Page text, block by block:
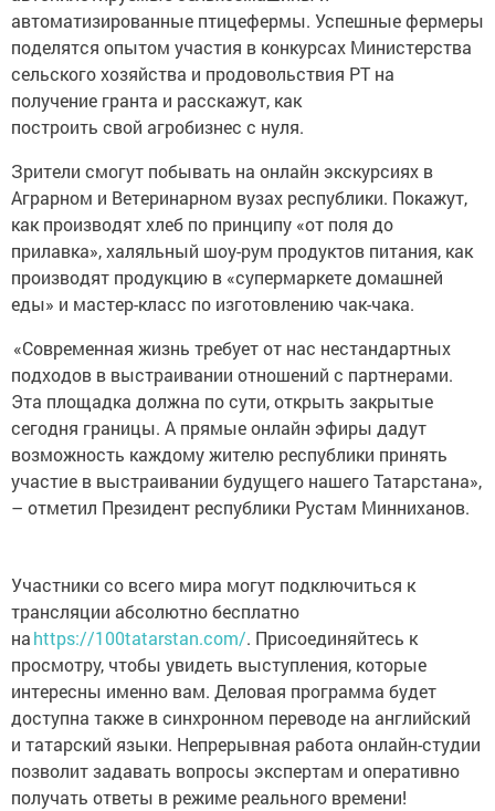
автоматизированные птицефермы. Успешные фермеры
поделятся опытом участия в конкурсах Министерства
сельского хозяйства и продовольствия РТ на
получение гранта и расскажут, как
построить свой агробизнес с нуля.
Зрители смогут побывать на онлайн экскурсиях в
Аграрном и Ветеринарном вузах республики. Покажут,
как производят хлеб по принципу «от поля до
прилавка», халяльный шоу-рум продуктов питания, как
производят продукцию в «супермаркете домашней
еды» и мастер-класс по изготовлению чак-чака.
«Современная жизнь требует от нас нестандартных
подходов в выстраивании отношений с партнерами.
Эта площадка должна по сути, открыть закрытые
сегодня границы. А прямые онлайн эфиры дадут
возможность каждому жителю республики принять
участие в выстраивании будущего нашего Татарстана»,
– отметил Президент республики Рустам Минниханов.
Участники со всего мира могут подключиться к
трансляции абсолютно бесплатно
наhttps://100tatarstan.com/ . Присоединяйтесь к
просмотру, чтобы увидеть выступления, которые
интересны именно вам. Деловая программа будет
доступна также в синхронном переводе на английский
и татарский языки. Непрерывная работа онлайн-студии
позволит задавать вопросы экспертам и оперативно
получать ответы в режиме реального времени!